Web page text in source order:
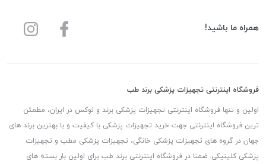
همراه ما باشید!
فروشگاه اینترنتی تجهیزات پزشکی برند طب
اولین و تنها فروشگاه اینترنتی تجهیزات پزشکی برند و لوکس در ایران، مطمئن
ترین فروشگاه اینترنتی جهت خرید تجهیزات پزشکی با کیفیت و با بهترین برند های
جهان در گروه های تجهیزات پزشکی خانگی، تجهیزات پزشکی مطب و تجهیزات
پزشکی کلینیکی. ضمنا در فروشگاه اینترنتی برند طب برای اولین بار بسته های